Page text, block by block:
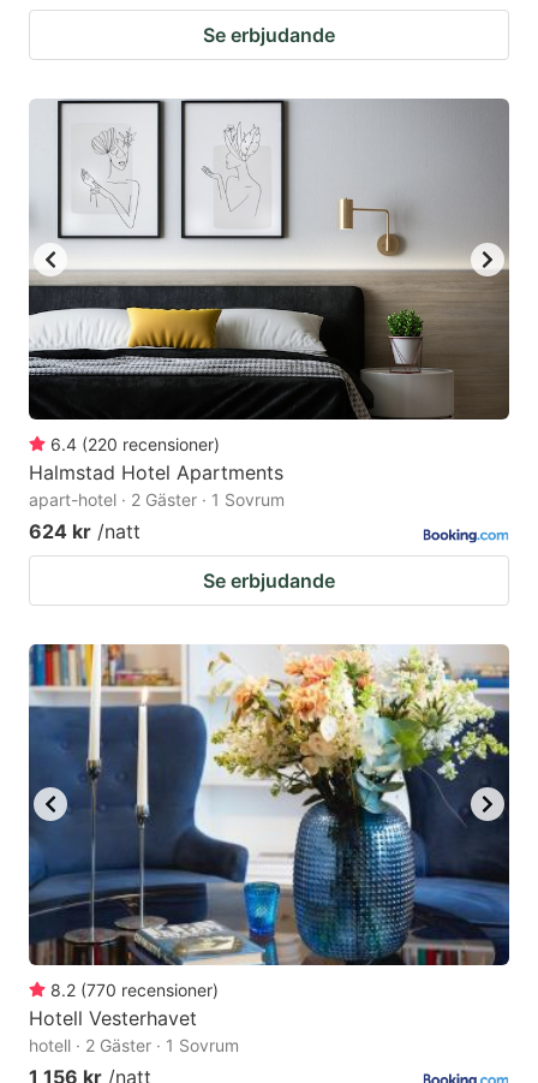
Se erbjudande
6.4 (220 recensioner)
Halmstad Hotel Apartments
apart-hotel · 2 Gäster · 1 Sovrum
624 kr /natt
Se erbjudande
8.2 (770 recensioner)
Hotell Vesterhavet
hotell · 2 Gäster · 1 Sovrum
1 156 kr /natt